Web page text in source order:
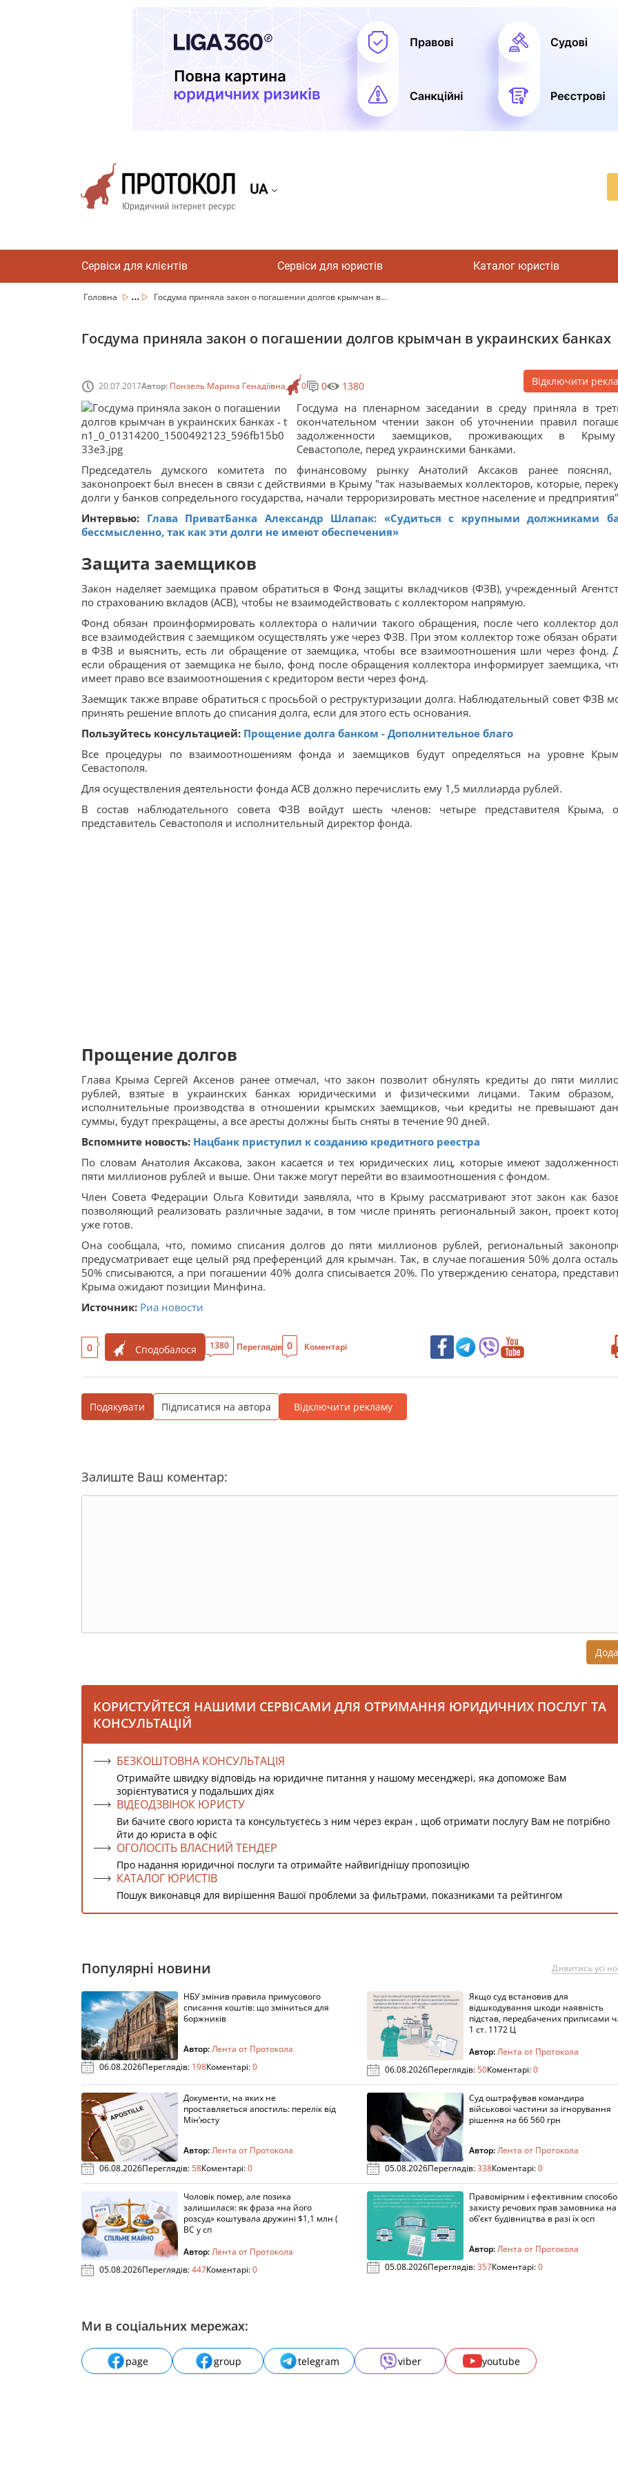
UA
Сервіси для клієнтів Сервіси для юристів Каталог юристів
Головна ... Госдума приняла закон о погашении долгов крымчан в...
Госдума приняла закон о погашении долгов крымчан в украинских банках
20.07.2017Автор: Понзель Марина Генадіївна 0 0 1380 Відключити
Госдума на пленарном заседании в среду приняла в
окончательном чтении закон об уточнении правил
задолженности заемщиков, проживающих в
Севастополе, перед украинскими банками.
Председатель думского комитета по финансовому рынку Анатолий Аксаков ранее пояснял,
законопроект был внесен в связи с действиями в Крыму "так называемых коллекторов, которые,
долги у банков сопредельного государства, начали терроризировать местное население и
Интервью: Глава ПриватБанка Александр Шлапак: «Судиться с крупными должниками
бессмысленно, так как эти долги не имеют обеспечения»
Защита заемщиков
Закон наделяет заемщика правом обратиться в Фонд защиты вкладчиков (ФЗВ), учрежденный
по страхованию вкладов (АСВ), чтобы не взаимодействовать с коллектором напрямую.
Фонд обязан проинформировать коллектора о наличии такого обращения, после чего коллектор
все взаимодействия с заемщиком осуществлять уже через ФЗВ. При этом коллектор тоже обязан
в ФЗВ и выяснить, есть ли обращение от заемщика, чтобы все взаимоотношения шли через фонд.
если обращения от заемщика не было, фонд после обращения коллектора информирует заемщика,
имеет право все взаимоотношения с кредитором вести через фонд.
Заемщик также вправе обратиться с просьбой о реструктуризации долга. Наблюдательный совет ФЗВ
принять решение вплоть до списания долга, если для этого есть основания.
Пользуйтесь консультацией: Прощение долга банком - Дополнительное благо
Все процедуры по взаимоотношениям фонда и заемщиков будут определяться на уровне
Севастополя.
Для осуществления деятельности фонда АСВ должно перечислить ему 1,5 миллиарда рублей.
В состав наблюдательного совета ФЗВ войдут шесть членов: четыре представителя Крыма,
представитель Севастополя и исполнительный директор фонда.
Прощение долгов
Глава Крыма Сергей Аксенов ранее отмечал, что закон позволит обнулять кредиты до пяти
рублей, взятые в украинских банках юридическими и физическими лицами. Таким образом,
исполнительные производства в отношении крымских заемщиков, чьи кредиты не превышают
суммы, будут прекращены, а все аресты должны быть сняты в течение 90 дней.
Вспомните новость: Нацбанк приступил к созданию кредитного реестра
По словам Анатолия Аксакова, закон касается и тех юридических лиц, которые имеют
пяти миллионов рублей и выше. Они также могут перейти во взаимоотношения с фондом.
Член Совета Федерации Ольга Ковитиди заявляла, что в Крыму рассматривают этот закон как
позволяющий реализовать различные задачи, в том числе принять региональный закон, проект
уже готов.
Она сообщала, что, помимо списания долгов до пяти миллионов рублей, региональный
предусматривает еще целый ряд преференций для крымчан. Так, в случае погашения 50% долга
50% списываются, а при погашении 40% долга списывается 20%. По утверждению сенатора,
Крыма ожидают позиции Минфина.
Источник: Риа новости
0 Сподобалося 1380 Переглядів 0 Коментарі
Подякувати Підписатися на автора Відключити рекламу
Залиште Ваш коментар:
КОРИСТУЙТЕСЯ НАШИМИ СЕРВІСАМИ ДЛЯ ОТРИМАННЯ ЮРИДИЧНИХ ПОСЛУГ ТА
КОНСУЛЬТАЦІЙ
БЕЗКОШТОВНА КОНСУЛЬТАЦІЯ
Отримайте швидку відповідь на юридичне питання у нашому месенджері, яка допоможе Вам
зорієнтуватися у подальших діях
ВІДЕОДЗВІНОК ЮРИСТУ
Ви бачите свого юриста та консультуєтесь з ним через екран , щоб отримати послугу Вам не потрібно
йти до юриста в офіс
ОГОЛОСІТЬ ВЛАСНИЙ ТЕНДЕР
Про надання юридичної послуги та отримайте найвигіднішу пропозицію
КАТАЛОГ ЮРИСТІВ
Пошук виконавця для вирішення Вашої проблеми за фильтрами, показниками та рейтингом
Популярні новини Дивитись усі
НБУ змінив правила примусового
списання коштів: що зміниться для
боржників
Автор:Лента от Протокола
06.08.2026Переглядів: 198Коментарі:0
Якщо суд встановив для
відшкодування шкоди наявність
підстав, передбачених приписами ч.
1 ст. 1172 Ц
Автор:Лента от Протокола
06.08.2026Переглядів:50Коментарі:0
Документи, на яких не
проставляється апостиль: перелік від
Мін’юсту
Автор:Лента от Протокола
06.08.2026Переглядів:58Коментарі:0
Суд оштрафував командира
військової частини за ігнорування
рішення на 66 560 грн
Автор:Лента от Протокола
05.08.2026Переглядів:338Коментарі:0
Чоловік помер, але позика
залишилася: як фраза «на його
розсуд» коштувала дружині $1,1 млн (
ВС у сп
Автор:Лента от Протокола
05.08.2026Переглядів:447Коментарі:0
Правомірним і ефективним
захисту речових прав замовника на
об’єкт будівництва в разі їх осп
Автор:Лента от Протокола
05.08.2026Переглядів:357Коментарі:0
Ми в соціальних мережах:
page group telegram viber youtube